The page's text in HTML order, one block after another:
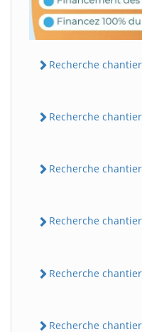
Recherche
Recherche
Recherche
Recherche
Recherche
Recherche